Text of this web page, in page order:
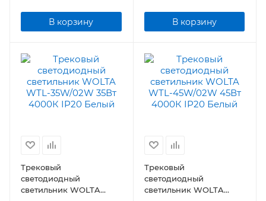
В корзину В корзину
Трековый
светодиодный
светильник WOLTA
Трековый
светодиодный
светильник WOLTA